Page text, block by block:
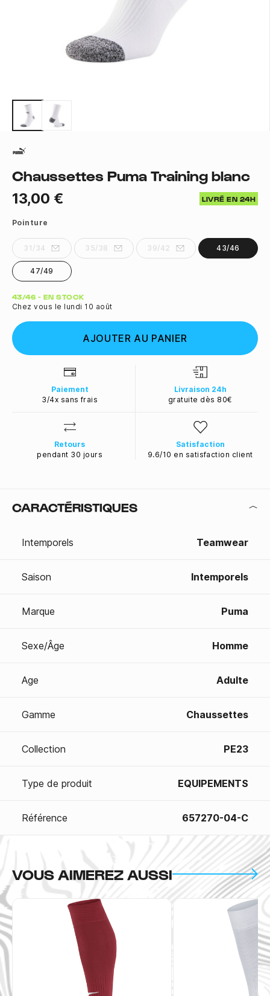
Chaussettes Puma Training blanc
13,00 € LIVRÉ EN 24H
Pointure
31/34 35/38 39/42 43/46
47/49
Quantité
43/46 - EN STOCK
Chez vous le lundi 10 août
AJOUTER AU PANIER
Paiement
3/4x sans frais
Livraison 24h
gratuite dès 80€
Retours
pendant 30 jours
Satisfaction
9.6/10 en satisfaction client
CARACTÉRISTIQUES
Intemporels Teamwear
Saison Intemporels
Marque Puma
Sexe/Âge Homme
Age Adulte
Gamme Chaussettes
Collection PE23
Type de produit EQUIPEMENTS
Référence 657270-04-C
VOUS AIMEREZ AUSSI